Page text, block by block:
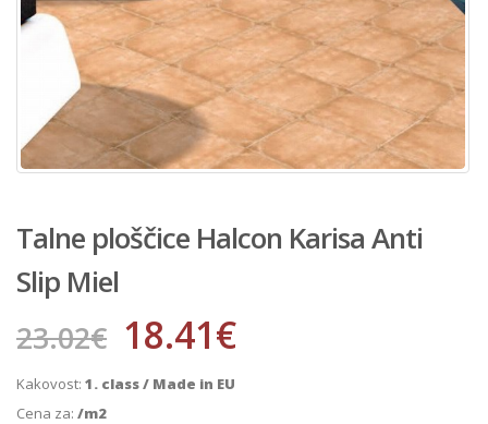
Talne ploščice Halcon Karisa Anti
Slip Miel
23.02€ 18.41€
Kakovost: 1. class / Made in EU
Cena za: /m2